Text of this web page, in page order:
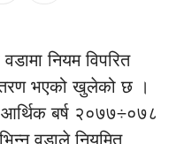
नियम विपरित
भएको खुलेको छ ।
आर्थिक बर्ष २०७७÷०७८
वडाले नियमित